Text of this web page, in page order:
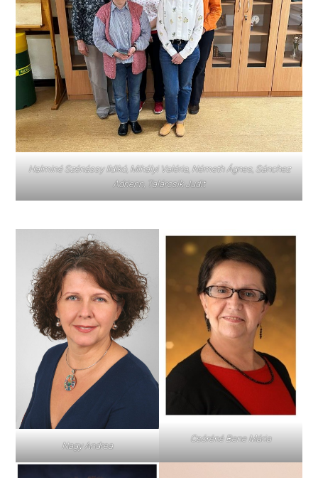
Halminé Szénássy Ildikó, Mihályi Valéria, Németh Ágnes, Sánchez
Adrienn, Talárcsik Judit
Nagy Andrea
Csóréné Bene Mária